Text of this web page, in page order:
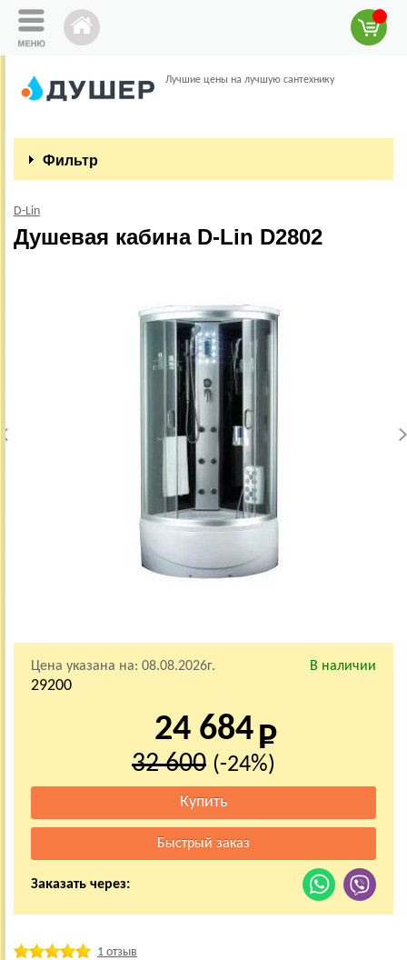
Лучшие цены на лучшую сантехнику
Фильтр
D-Lin
Душевая кабина D-Lin D2802
Цена указана на: 08.08.2026г. В наличии
29200
24 684
32 600 (-24%)
Заказать через:
1 отзыв